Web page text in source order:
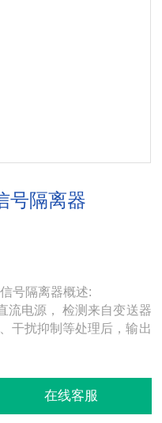
号隔离器
号隔离器概述:
流电源， 检测来自变送器
干扰抑制等处理后，输出
在线客服